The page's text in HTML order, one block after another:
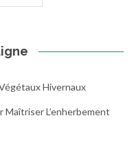
Hivernaux
L’enherbement